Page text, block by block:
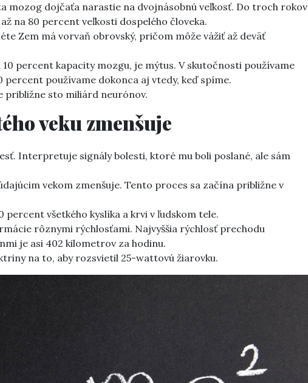
mozog dojčaťa narastie na dvojnásobnú veľkosť. Do troch rokov
na 80 percent veľkosti dospelého človeka.
Zem má vorvaň obrovský, pričom môže vážiť až deväť
10 percent kapacity mozgu, je mýtus. V skutočnosti používame
percent používame dokonca aj vtedy, keď spíme.
približne sto miliárd neurónov.
veku zmenšuje
Interpretuje signály bolesti, ktoré mu boli poslané, ale sám
vekom zmenšuje. Tento proces sa začína približne v
percent všetkého kyslíka a krvi v ľudskom tele.
rôznymi rýchlosťami. Najvyššia rýchlosť prechodu
je asi 402 kilometrov za hodinu.
na to, aby rozsvietil 25-wattovú žiarovku.